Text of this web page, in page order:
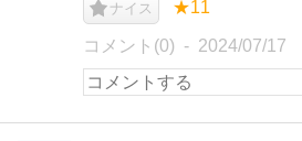
ナイス ★11
コメント(0) 2024/07/17